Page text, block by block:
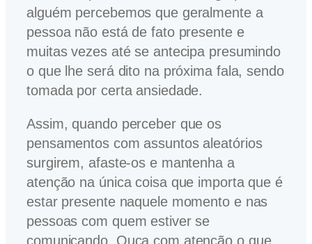
alguém percebemos que geralmente a
pessoa não está de fato presente e
muitas vezes até se antecipa presumindo
o que lhe será dito na próxima fala, sendo
tomada por certa ansiedade.
Assim, quando perceber que os
pensamentos com assuntos aleatórios
surgirem, afaste-os e mantenha a
atenção na única coisa que importa que é
estar presente naquele momento e nas
pessoas com quem estiver se
comunicando. Ouça com atenção o que